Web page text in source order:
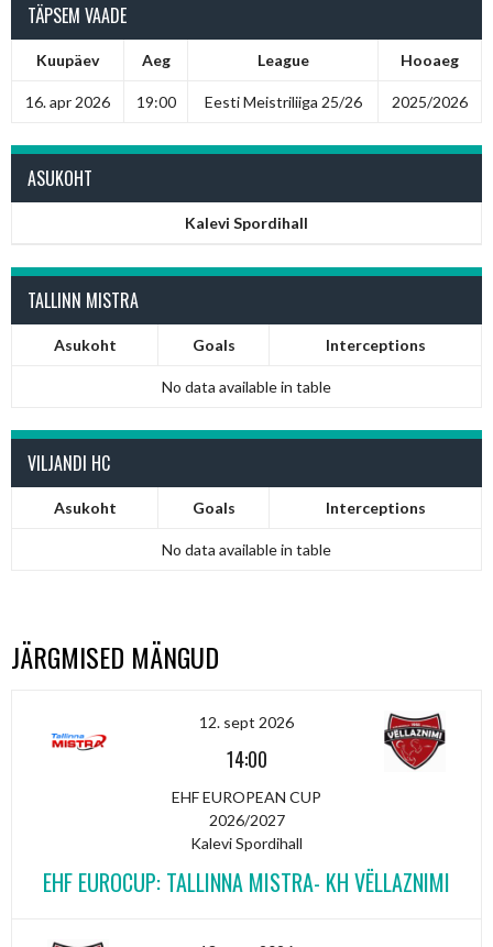
TÄPSEM VAADE
Kuupäev Aeg League Hooaeg
16. apr 2026 19:00 Eesti Meistriliiga 25/26 2025/2026
ASUKOHT
Kalevi Spordihall
TALLINN MISTRA
Asukoht Goals Interceptions
No data available in table
VILJANDI HC
Asukoht Goals Interceptions
No data available in table
JÄRGMISED MÄNGUD
12. sept 2026
14:00
EHF EUROPEAN CUP
2026/2027
Kalevi Spordihall
EHF EUROCUP: TALLINNA MISTRA- KH VËLLAZNIMI